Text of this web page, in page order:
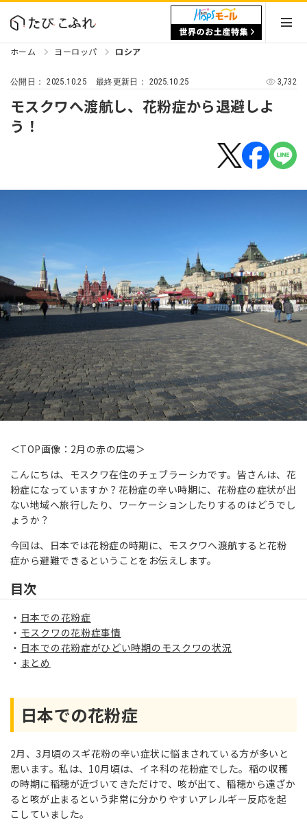
ホーム ヨーロッパ ロシア
公開日：2025.10.25 最終更新日： 2025.10.25 3,732
モスクワへ渡航し、花粉症から退避しよ
う！
＜TOP画像：2月の赤の広場＞
こんにちは、モスクワ在住のチェブラーシカです。皆さんは、花
粉症になっていますか？花粉症の辛い時期に、花粉症の症状が出
ない地域へ旅行したり、ワーケーションしたりするのはどうでし
ょうか？
今回は、日本では花粉症の時期に、モスクワへ渡航すると花粉
症から避難できるということをお伝えします。
目次
日本での花粉症
モスクワの花粉症事情
日本での花粉症がひどい時期のモスクワの状況
まとめ
日本での花粉症
2月、3月頃のスギ花粉の辛い症状に悩まされている方が多いと
思います。私は、10月頃は、イネ科の花粉症でした。稲の収穫
の時期に稲穂が近づいてきただけで、咳が出て、稲穂から遠ざか
ると咳が止まるという非常に分かりやすいアレルギー反応を起
こしていました。